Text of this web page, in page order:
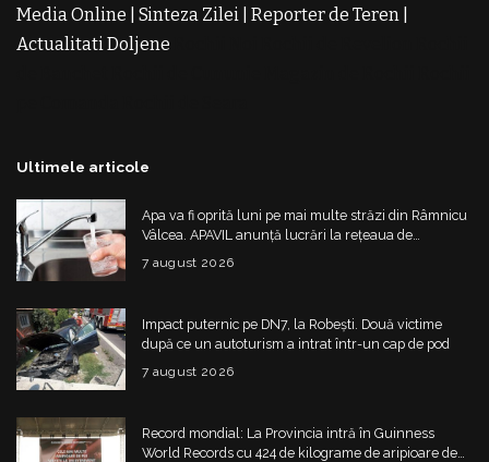
Media Online
Sinteza Zilei Reporter de Teren
Actualitati Doljene
Ultimele articole
Apa va fi oprită luni pe mai multe străzi din Râmnicu
Vâlcea. APAVIL anunță lucrări la rețeaua de
alimentare
7 august 2026
Impact puternic pe DN7, la Robești. Două victime
după ce un autoturism a intrat într-un cap de pod
7 august 2026
Record mondial: La Provincia intră în Guinness
World Records cu 424 de kilograme de aripioare de